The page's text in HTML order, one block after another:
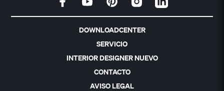
DOWNLOADCENTER
SERVICIO
INTERIOR DESIGNER NUEVO
CONTACTO
AVISO LEGAL